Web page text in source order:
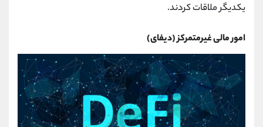
یکدیگر ملاقات کردند.
امور مالی غیرمتمرکز (دیفای)